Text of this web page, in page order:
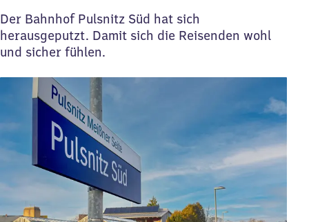
Der Bahnhof Pulsnitz Süd hat sich
herausgeputzt. Damit sich die Reisenden wohl
und sicher fühlen.